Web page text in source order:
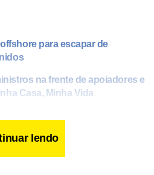
para escapar de
na frente de apoiadores e
Casa, Minha Vida
lendo